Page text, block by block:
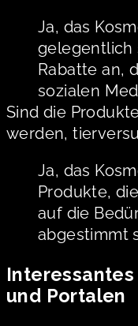
Ja, das
gelegentlich
Rabatte an,
sozialen
Sind die
werden,
Ja, das
Produkte,
auf die
abgestimmt
und Portalen